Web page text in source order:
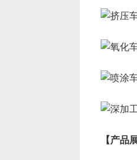
【产品